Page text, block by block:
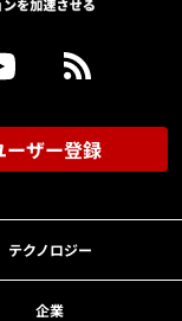
ーザー登録
テクノロジー
企業